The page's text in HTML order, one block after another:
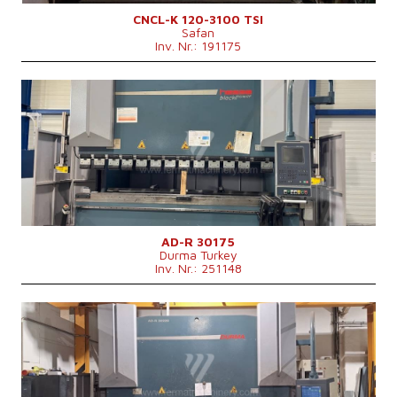
8700 kg
Maschinenabmessungen L x B x H4200 x 1650 x 2775 mm mm
CNCL-K 120-3100 TSI
Safan
Inv. Nr.: 191175
Baujahr:
2013
Kontrollsystem
Steuerung Cybelec
Druckleistung
175 t
Abkantlänge
3050 mm
Anzahl der Achsen
4
Lower Ausgleichsbewegung
ja
Art der Pressenantrieb
Hydraulický
Stößelhub
265 mm
Maschinenabmessungen L x B x H 4250x2550x2750 mm
11500 kg
AD-R 30175
Durma Turkey
Inv. Nr.: 251148
Baujahr:
2012
Kontrollsystem
ja
Steuerung Durma
Druckleistung
220 t
Abkantlänge
3050 mm